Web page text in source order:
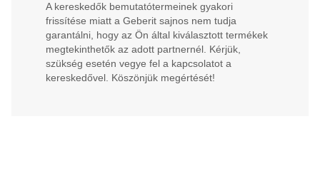
A kereskedők bemutatótermeinek gyakori
frissítése miatt a Geberit sajnos nem tudja
garantálni, hogy az Ön által kiválasztott termékek
megtekinthetők az adott partnernél. Kérjük,
szükség esetén vegye fel a kapcsolatot a
kereskedővel. Köszönjük megértését!